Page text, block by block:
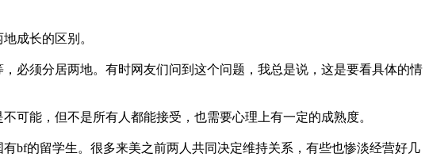
成长的区别。
必须分居两地。有时网友们问到这个问题，我总是说，这是要看具体的情
可能，但不是所有人都能接受，也需要心理上有一定的成熟度。
bf的留学生。很多来美之前两人共同决定维持关系，有些也惨淡经营好几